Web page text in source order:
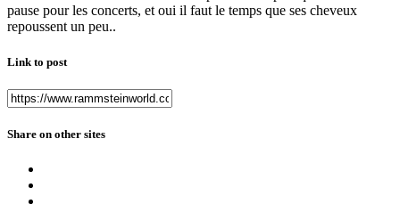
pause pour les concerts, et oui il faut le temps que ses cheveux
repoussent un peu..
Link to post
Share on other sites